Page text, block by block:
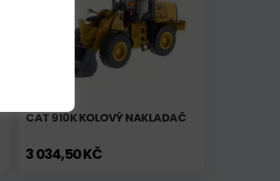
CAT 910K KOLOVÝ NAKLADAČ
3 034,50 KČ